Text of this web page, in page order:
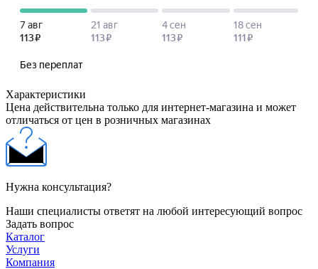
Характеристики
Цена действительна только для интернет-магазина и может
отличаться от цен в розничных магазинах
Нужна консультация?
Наши специалисты ответят на любой интересующий вопрос
Задать вопрос
Каталог
Услуги
Компания